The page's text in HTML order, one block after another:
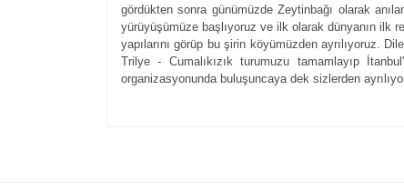
gördükten sonra günümüzde Zeytinbağı olarak
yürüyüşümüze başlıyoruz ve ilk olarak dünyanın
yapılarını görüp bu şirin köyümüzden ayrılıyoruz.
Trilye - Cumalıkızık turumuzu tamamlayıp
organizasyonunda buluşuncaya dek sizlerden